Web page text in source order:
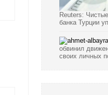
Reuters:
банка Турции
обвинил
своих личных